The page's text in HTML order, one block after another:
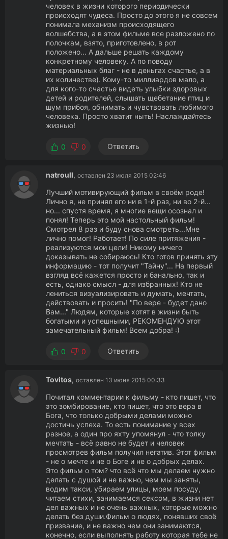
человек в жизни которого периодически
происходят чудеса. Просто до этого я не совсем
понимала механизм происходящего
волшебства, а в этом фильме все разложено по
полочкам, взято, приготовлено, в рот
положено... А дальше решать каждому
конкретному человеку. А по поводу
материальных благ - не в деньгах счастье, а в
их количестве). Кому-то миллиардов мало, а
для кого-то счастье видеть улыбки здоровых
детей и родителей, слышать щебетание птиц и
шум прибоя, обнимать и чувствовать любимого
человека. Просто хватит ныть! Наслаждайтесь
жизнью!
0 0 Ответить
natroull, оставлен 23 июля 2015 02:46
Лучший мотивирующий фильм в своём роде!
Лично я, не принял его ни в 1-й раз, ни во 2-й...
но... спустя время, я многие вещи осознал и
понял! Теперь это мой настольный фильм!
Смотрел 8 раз и буду снова смотреть...Мне
лично помог! Работает! По силе притяжения -
реализуются мои цели! Никому ничего
доказывать не собираюсь! Кто готов принять эту
информацию - тот получит "Тайну"... На первый
взгляд всё кажется просто и банально, так и
есть, однако смысл - для избранных! Кто не
лениться визуализировать и думать, мечтать,
действовать и просить! "По вере - будет дано
Вам..." Людям, которые хотят в жизни быть
богатыми и успешными, РЕКОМЕНДУЮ этот
замечательный фильм! Всем добра! :)
0 0 Ответить
Tovitos, оставлен 13 июня 2015 00:33
Почитал комментарии к фильму - кто пишет, что
это зомбирование, кто пишет, что это вера в
Бога, что только добрыми делами можно
достичь успеха. То есть понимание у всех
разное, а один про яхту упомянул - что толку
мечтать - всё равно не будет и человек
просмотрев фильм получил негатив. Этот фильм
- не о мечте и не о Боге и не о добрых делах.
Это фильм о том? что всё что мы делаем нужно
делать с душой и не важно, чем мы заняты,
водим такси, убираем улицы, моем посуду,
читаем стихи, занимаемся сексом, в жизни нет
дел важных и не очень важных, которые можно
делать без души.Фильм о людях, понявших своё
призвание, и не важно чем они занимаются,
конечно, если выполнять работу которая тебе не